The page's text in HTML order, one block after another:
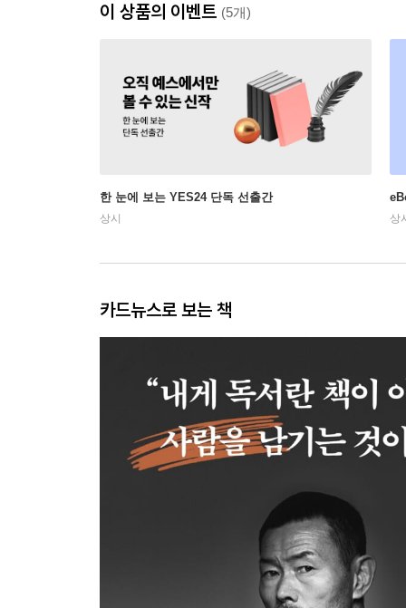
이 상품의 이벤트 (5개)
한 눈에 보는 YES24 단독 선출간
상시 상
카드뉴스로 보는 책